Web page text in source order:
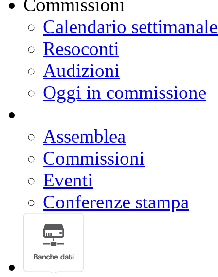
Calendario settimanale
Resoconti
Audizioni
Oggi in commissione
Assemblea
Commissioni
Eventi
Conferenze stampa